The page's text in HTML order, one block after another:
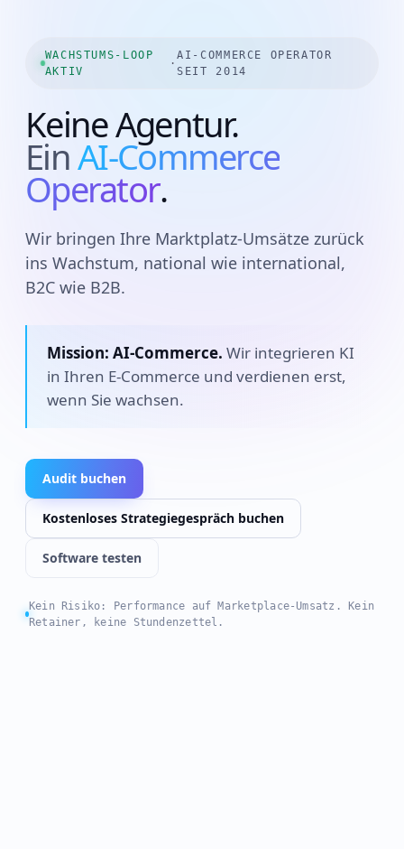
WACHSTUMS-LOOP
AKTIV
·
AI-COMMERCE OPERATOR
SEIT 2014
Keine Agentur.
EinAI-Commerce
Operator.
Wir bringen Ihre Marktplatz-Umsätze zurück
ins Wachstum, national wie international,
B2C wie B2B.
Mission: AI-Commerce. Wir integrieren KI
in Ihren E-Commerce und verdienen erst,
wenn Sie wachsen.
Audit buchen
Kostenloses Strategiegespräch buchen
Software testen
Kein Risiko: Performance auf Marketplace-Umsatz. Kein
Retainer, keine Stundenzettel.